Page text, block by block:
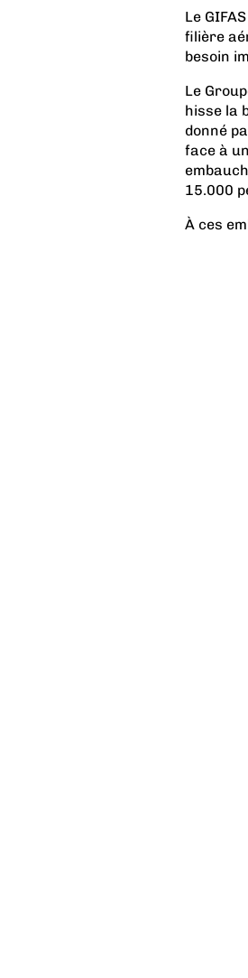
Le
filière
besoin
Le
hisse la
donné
face à
15.000
À ces